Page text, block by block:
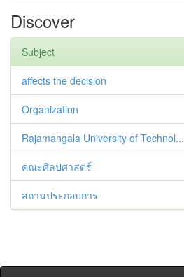
Discover
Subject
affects the decision
Organization
Rajamangala University of Technol...
คณะศิลปศาสตร์
สถานประกอบการ